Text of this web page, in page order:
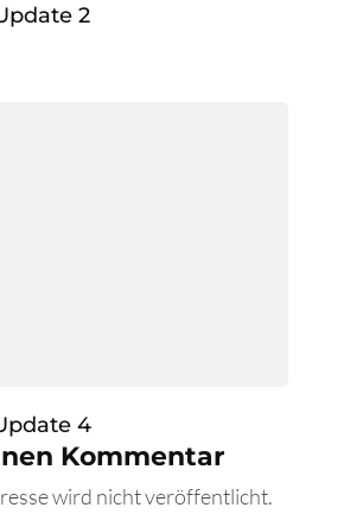
2
4
Kommentar
wird nicht veröffentlicht.